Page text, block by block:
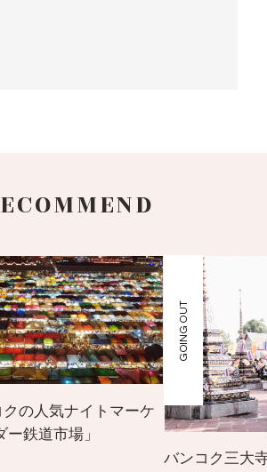
クの人気ナイトマーケ
鉄道市場」
GOING OUT
バンコク三大